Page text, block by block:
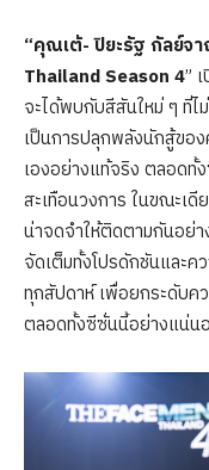
“คุณเต้- ปิยะรัฐ กัลย์จา
Thailand Season 4”
จะได้พบกับสีสันใหม่ ๆ ที่ไ
เป็นการปลุกพลังนักสู้ขอ
เองอย่างแท้จริง ตลอดทั้
สะเทือนวงการ ในขณะเ
น่าจดจำให้ติดตามกันอย่
จัดเต็มทั้งโปรดักชันและค
ทุกสัปดาห์ เพื่อยกระดับค
ตลอดทั้งซีซั่นนี้อย่างแน่น